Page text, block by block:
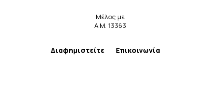
Μέλος με
Α.Μ. 13363
Διαφημιστείτε Επικοινωνία